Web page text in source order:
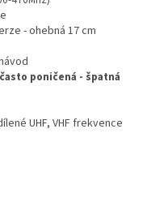
- ohebná 17 cm
poničená - špatná
UHF, VHF frekvence